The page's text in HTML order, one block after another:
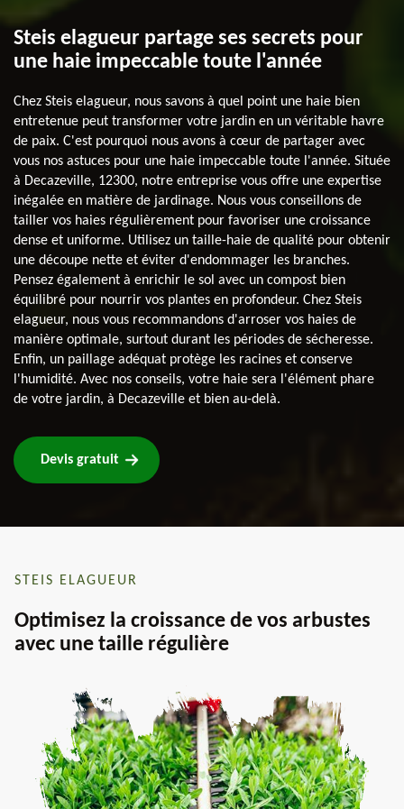
Steis elagueur partage ses secrets pour
une haie impeccable toute l'année
Chez Steis elagueur, nous savons à quel point une haie bien
entretenue peut transformer votre jardin en un véritable havre
de paix. C'est pourquoi nous avons à cœur de partager avec
vous nos astuces pour une haie impeccable toute l'année. Située
à Decazeville, 12300, notre entreprise vous offre une expertise
inégalée en matière de jardinage. Nous vous conseillons de
tailler vos haies régulièrement pour favoriser une croissance
dense et uniforme. Utilisez un taille-haie de qualité pour obtenir
une découpe nette et éviter d'endommager les branches.
Pensez également à enrichir le sol avec un compost bien
équilibré pour nourrir vos plantes en profondeur. Chez Steis
elagueur, nous vous recommandons d'arroser vos haies de
manière optimale, surtout durant les périodes de sécheresse.
Enfin, un paillage adéquat protège les racines et conserve
l'humidité. Avec nos conseils, votre haie sera l'élément phare
de votre jardin, à Decazeville et bien au-delà.
Devis gratuit
STEIS ELAGUEUR
Optimisez la croissance de vos arbustes
avec une taille régulière